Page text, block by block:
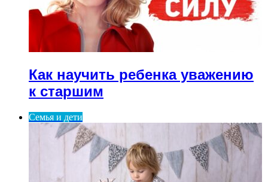
Как научить ребенка уважению
к старшим
Семья и дети